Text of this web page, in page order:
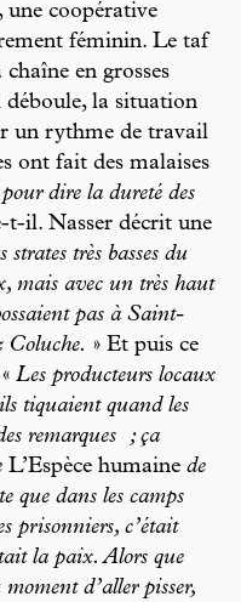
une coopérative
féminin. Le taf
en grosses
déboule, la situation
un rythme de travail
ont fait des malaises
pour dire la dureté des
t-il. Nasser décrit une
strates très basses du
mais avec un très haut
pas à Saint-
Coluche. » Et puis ce
Les producteurs locaux
tiquaient quand les
remarques ; ça
L’Espèce humaine de
que dans les camps
prisonniers, c’était
la paix. Alors que
d’aller pisser,